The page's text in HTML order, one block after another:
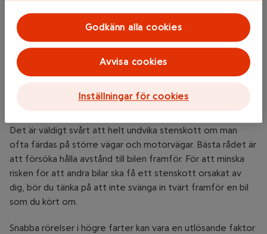
Under perioder då vägarna torkar upp och gruset
fortfarande ligger kvar på vägarna, är det väldigt lätt att
gruset fastnar i vinterdäcken. När man sedan fått upp lite
fart med bilen är det inte ovanligt att grus lossnar och
träffar rutan på bilen bakom.
Så kan du minska risken för stenskott
Det är väldigt svårt att helt undvika stenskott om man
ofta färdas på större vägar och motorvägar. Bästa rådet är
att försöka hålla avstånd till bilen framför. För att minska
risken för att andra bilar ska få ett stenskott orsakat av
dig, bör du tänka på att inte svänga in tvärt framför en bil
som du kört om.
Snabba rörelser i högre farter kan vara en utlösande faktor
Avvisa cookies
Godkänn alla cookies
Inställningar för cookies